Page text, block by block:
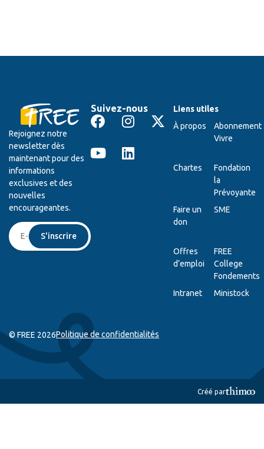
Rejoignez notre
newsletter dès
maintenant pour des
informations
exclusives et des
nouvelles
encourageantes.
S'inscrire
Liens utiles
À propos
Abonnement
Vivre
Chartes
Fondation
la
Prévoyante
Faire un
don
SME
Offres
d’emploi
FREE
College
Fondements
Intranet
Ministock
Suivez-nous
© FREE 2026Politique de confidentialités
Créé par